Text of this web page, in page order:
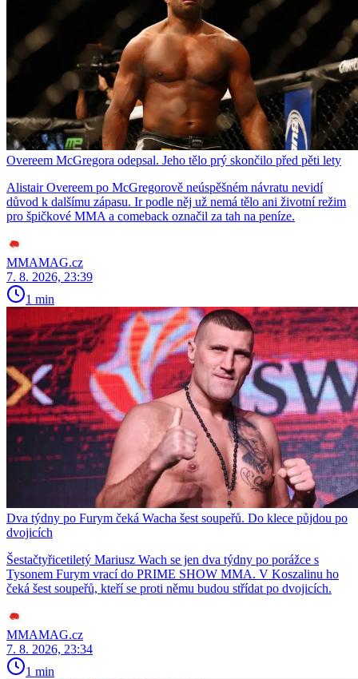
Overeem McGregora odepsal. Jeho tělo prý skončilo před pěti lety
Alistair Overeem po McGregorově neúspěšném návratu nevidí
důvod k dalšímu zápasu. Ir podle něj už nemá tělo ani životní režim
pro špičkové MMA a comeback označil za tah na peníze.
MMAMAG.cz
7. 8. 2026, 23:39
1 min
Dva týdny po Furym čeká Wacha šest soupeřů. Do klece půjdou po
dvojicích
Šestačtyřicetiletý Mariusz Wach se jen dva týdny po porážce s
Tysonem Furym vrací do PRIME SHOW MMA. V Koszalinu ho
čeká šest soupeřů, kteří se proti němu budou střídat po dvojicích.
MMAMAG.cz
7. 8. 2026, 23:34
1 min